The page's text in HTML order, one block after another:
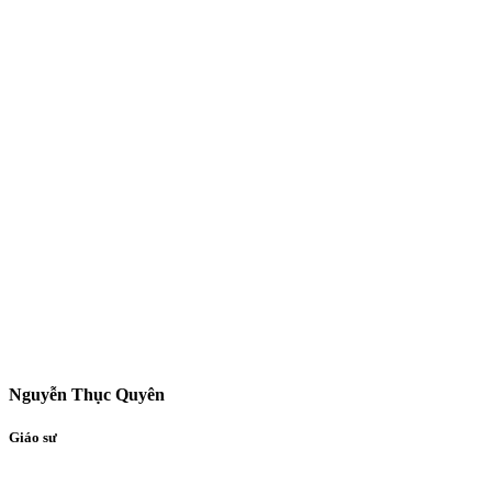
Nguyễn Thục Quyên
Giáo sư